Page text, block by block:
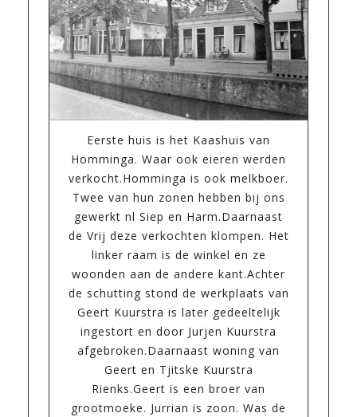
Eerste huis is het Kaashuis van
Homminga. Waar ook eieren werden
verkocht.Homminga is ook melkboer.
Twee van hun zonen hebben bij ons
gewerkt nl Siep en Harm.Daarnaast
de Vrij deze verkochten klompen. Het
linker raam is de winkel en ze
woonden aan de andere kant.Achter
de schutting stond de werkplaats van
Geert Kuurstra is later gedeeltelijk
ingestort en door Jurjen Kuurstra
afgebroken.Daarnaast woning van
Geert en Tjitske Kuurstra
Rienks.Geert is een broer van
grootmoeke. Jurrian is zoon. Was de